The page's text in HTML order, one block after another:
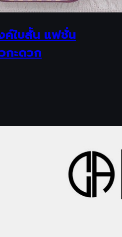
ค์ใบสั้น แฟชั่น
กะดวก